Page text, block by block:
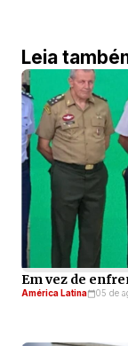
Leia
Em vez de
América Latina 05 de